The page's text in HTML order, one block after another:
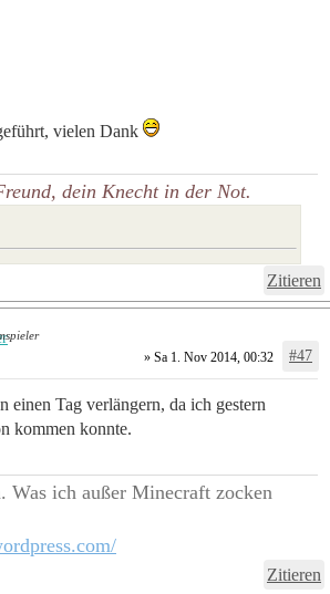
vielen Dank
dein Knecht in der Not.
Zitieren
» Sa 1. Nov 2014, 00:32 #47
einen Tag verlängern, da ich gestern
kommen konnte.
Was ich außer Minecraft zocken
Zitieren